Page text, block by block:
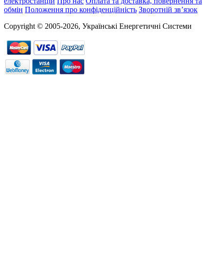
обмін Положення про конфіденційність Зворотній зв’язок
Copyright © 2005-2026, Українські Енергетичні Системи